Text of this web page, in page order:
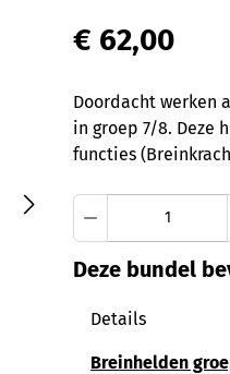
€ 62,00
Doordacht werken
in groep 7/8. Deze
functies
Deze bundel
Details
Breinhelden